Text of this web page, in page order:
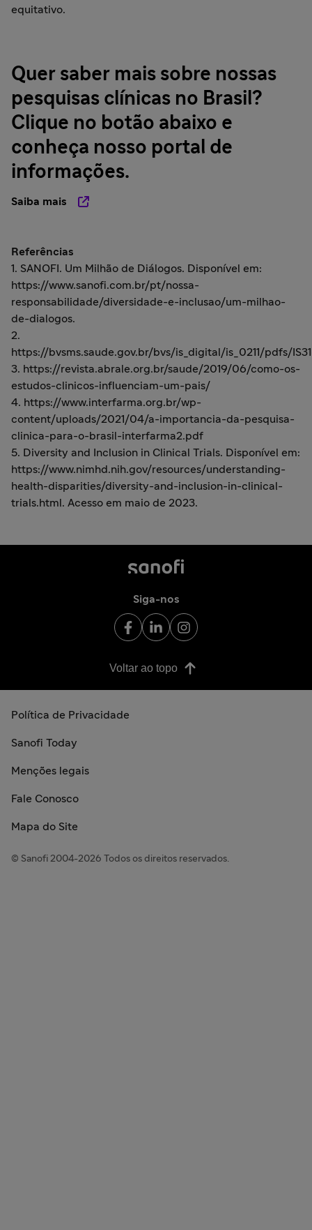
equitativo.
Quer saber mais sobre nossas
pesquisas clínicas no Brasil?
Clique no botão abaixo e
conheça nosso portal de
informações.
Saiba mais
Referências
1. SANOFI. Um Milhão de Diálogos. Disponível em:
https://www.sanofi.com.br/pt/nossa-
responsabilidade/diversidade-e-inclusao/um-milhao-
de-dialogos.
2.
https://bvsms.saude.gov.br/bvs/is_digital/is_0211/pdfs/
3. https://revista.abrale.org.br/saude/2019/06/como-os-
estudos-clinicos-influenciam-um-pais/
4. https://www.interfarma.org.br/wp-
content/uploads/2021/04/a-importancia-da-pesquisa-
clinica-para-o-brasil-interfarma2.pdf
5. Diversity and Inclusion in Clinical Trials. Disponível em:
https://www.nimhd.nih.gov/resources/understanding-
health-disparities/diversity-and-inclusion-in-clinical-
trials.html. Acesso em maio de 2023.
Siga-nos
Voltar ao topo
Política de Privacidade
Sanofi Today
Menções legais
Fale Conosco
Mapa do Site
© Sanofi 2004-2026 Todos os direitos reservados.